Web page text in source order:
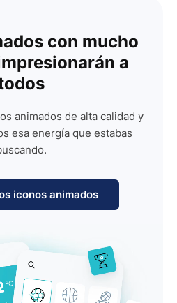
con mucho
a
animados de alta calidad y
esa energía que estabas
iconos animados